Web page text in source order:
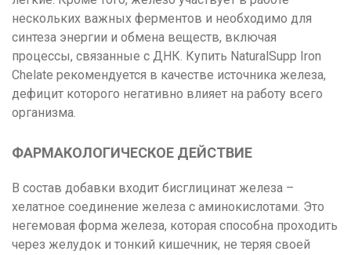
нескольких важных ферментов и необходимо для
синтеза энергии и обмена веществ, включая
процессы, связанные с ДНК. Купить NaturalSupp Iron
Chelate рекомендуется в качестве источника железа,
дефицит которого негативно влияет на работу всего
организма.
ФАРМАКОЛОГИЧЕСКОЕ ДЕЙСТВИЕ
В состав добавки входит бисглицинат железа –
хелатное соединение железа с аминокислотами. Это
негемовая форма железа, которая способна проходить
через желудок и тонкий кишечник, не теряя своей